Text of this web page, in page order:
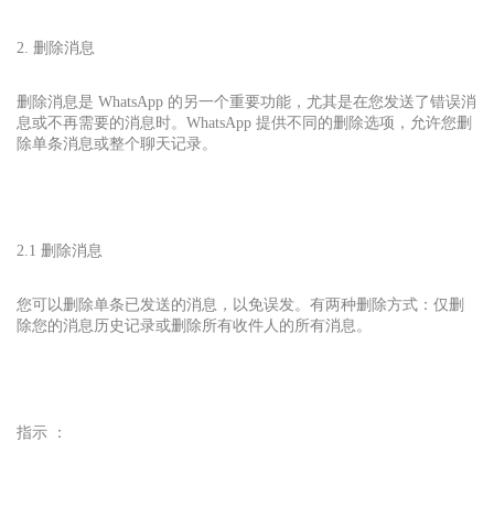
2. 删除消息
删除消息是 WhatsApp 的另一个重要功能，尤其是在您发送了错误消
息或不再需要的消息时。WhatsApp 提供不同的删除选项，允许您删
除单条消息或整个聊天记录。
2.1 删除消息
您可以删除单条已发送的消息，以免误发。有两种删除方式：仅删
除您的消息历史记录或删除所有收件人的所有消息。
指示 ：